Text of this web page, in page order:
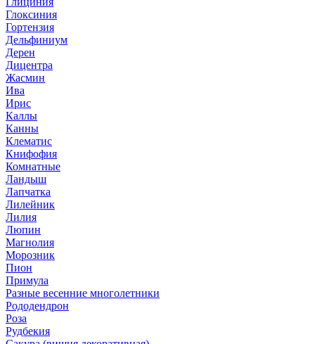
Глоксиния
Гортензия
Дельфиниум
Дерен
Дицентра
Жасмин
Ива
Ирис
Каллы
Канны
Клематис
Книфофия
Комнатные
Ландыш
Лапчатка
Лилейник
Лилия
Люпин
Магнолия
Морозник
Пион
Примула
Разные весенние многолетники
Рододендрон
Роза
Рудбекия